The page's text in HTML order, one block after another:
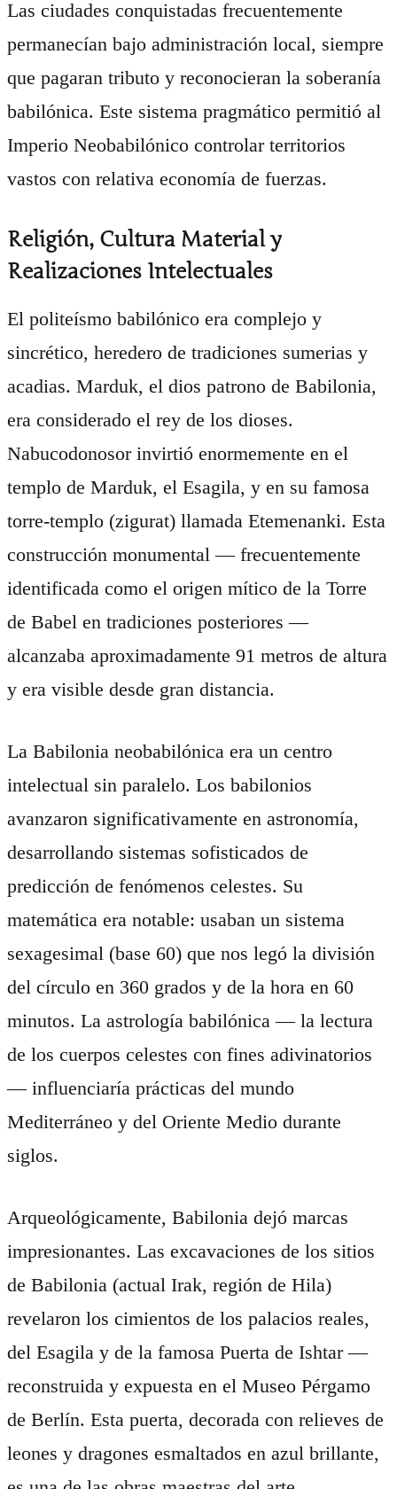
Las ciudades conquistadas frecuentemente
permanecían bajo administración local, siempre
que pagaran tributo y reconocieran la soberanía
babilónica. Este sistema pragmático permitió al
Imperio Neobabilónico controlar territorios
vastos con relativa economía de fuerzas.
Religión, Cultura Material y
Realizaciones Intelectuales
El politeísmo babilónico era complejo y
sincrético, heredero de tradiciones sumerias y
acadias. Marduk, el dios patrono de Babilonia,
era considerado el rey de los dioses.
Nabucodonosor invirtió enormemente en el
templo de Marduk, el Esagila, y en su famosa
torre-templo (zigurat) llamada Etemenanki. Esta
construcción monumental — frecuentemente
identificada como el origen mítico de la Torre
de Babel en tradiciones posteriores —
alcanzaba aproximadamente 91 metros de altura
y era visible desde gran distancia.
La Babilonia neobabilónica era un centro
intelectual sin paralelo. Los babilonios
avanzaron significativamente en astronomía,
desarrollando sistemas sofisticados de
predicción de fenómenos celestes. Su
matemática era notable: usaban un sistema
sexagesimal (base 60) que nos legó la división
del círculo en 360 grados y de la hora en 60
minutos. La astrología babilónica — la lectura
de los cuerpos celestes con fines adivinatorios
— influenciaría prácticas del mundo
Mediterráneo y del Oriente Medio durante
siglos.
Arqueológicamente, Babilonia dejó marcas
impresionantes. Las excavaciones de los sitios
de Babilonia (actual Irak, región de Hila)
revelaron los cimientos de los palacios reales,
del Esagila y de la famosa Puerta de Ishtar —
reconstruida y expuesta en el Museo Pérgamo
de Berlín. Esta puerta, decorada con relieves de
leones y dragones esmaltados en azul brillante,